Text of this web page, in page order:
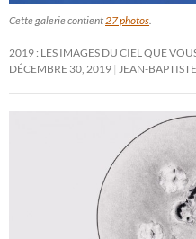
Cette galerie contient27 photos.
2019 : LES IMAGES DU CIEL QUE
DÉCEMBRE 30, 2019 JEAN-